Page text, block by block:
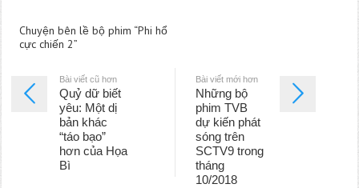
Chuyện bên lề bộ phim “Phi hổ
cực chiến 2”
Bài viết cũ hơn
Quỷ dữ biết
yêu: Một dị
bản khác
“táo bạo”
hơn của Họa
Bì
Bài viết mới hơn
Những bộ
phim TVB
dự kiến phát
sóng trên
SCTV9 trong
tháng
10/2018